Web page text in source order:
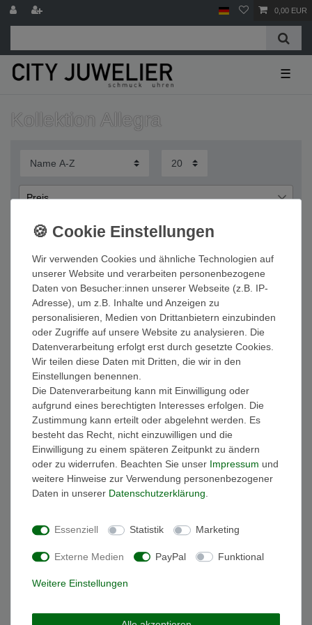
0,00 EUR
☰
Kollektion Allegra
Preis
― €
Übernehmen
Wichtige Informationen
FAQ Funkuhren
Wasserdichtheit
Geschenkverpackung
Batterieentsorgung
Zahlung
Versand
Sicher und Bequem bezahlen
Schneller und sicherer Versand
Wir verwenden Cookies und ähnliche Technologien auf
unserer Website und verarbeiten personenbezogene
Daten von Besucher:innen unserer Webseite (z.B. IP-
Adresse), um z.B. Inhalte und Anzeigen zu
personalisieren, Medien von Drittanbietern einzubinden
oder Zugriffe auf unsere Website zu analysieren. Die
Datenverarbeitung erfolgt erst durch gesetzte Cookies.
Wir teilen diese Daten mit Dritten, die wir in den
Einstellungen benennen.
Die Datenverarbeitung kann mit Einwilligung oder
aufgrund eines berechtigten Interesses erfolgen. Die
Zustimmung kann erteilt oder abgelehnt werden. Es
besteht das Recht, nicht einzuwilligen und die
Einwilligung zu einem späteren Zeitpunkt zu ändern
oder zu widerrufen. Beachten Sie unser Impressum und
weitere Hinweise zur Verwendung personenbezogener
Daten in unserer Daten­schutz­erklärung
Essenziell Statistik Marketing
Externe Medien PayPal Funktional
Weitere Einstellungen